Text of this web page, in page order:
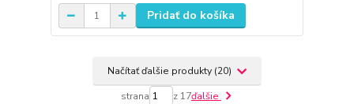
Pridať do košíka
Načítať ďalšie produkty (20)
strana z 17ďalšie